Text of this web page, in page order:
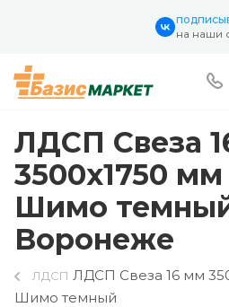
на наши
ЛДСП Свеза
3500х1750
Шимо
Воронеже
ЛДСП ЛДСП Свеза 16 мм
Шимо темный